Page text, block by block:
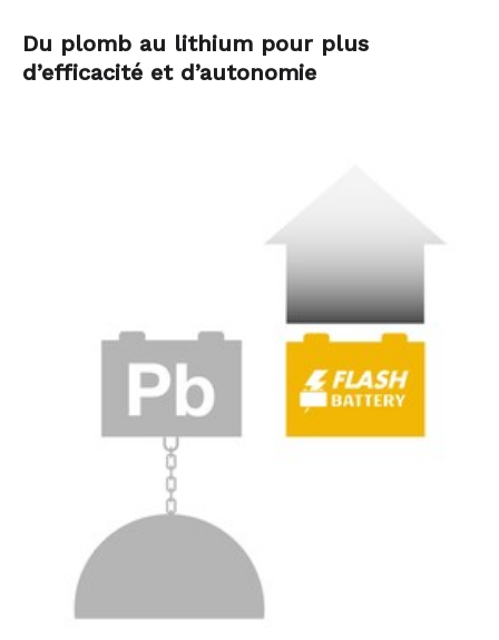
Du plomb au lithium pour plus
d’efficacité et d’autonomie